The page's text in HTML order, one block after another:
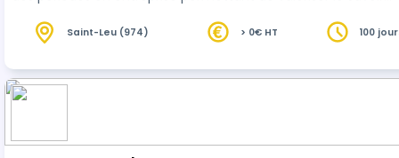
Saint-Leu (974) > 0€ HT
100